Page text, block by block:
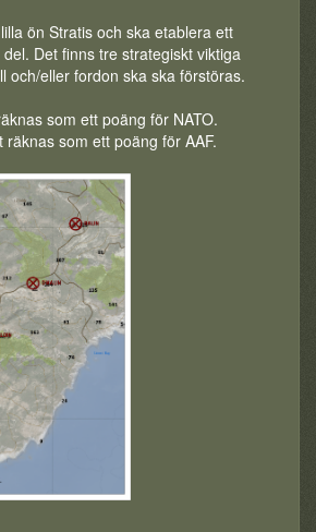
ön Stratis och ska etablera ett
Det finns tre strategiskt viktiga
och/eller fordon ska ska förstöras.
som ett poäng för NATO.
som ett poäng för AAF.